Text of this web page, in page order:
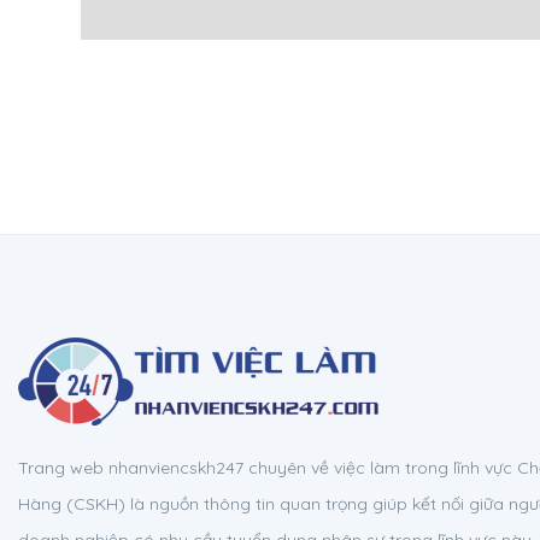
Trang web nhanviencskh247 chuyên về việc làm trong lĩnh vực
Hàng (CSKH) là nguồn thông tin quan trọng giúp kết nối giữa